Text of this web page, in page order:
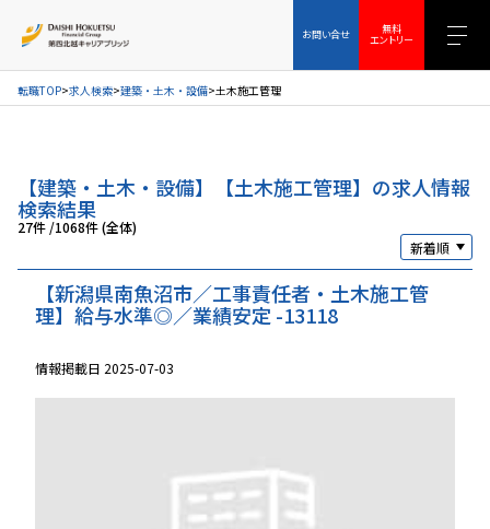
お問い合せ 無料
エントリー
お問い合せ 無料エントリー
転職TOP 求人検索 建築・土木・設備 土木施工管理
【建築・土木・設備】【土木施工管理】の求人情報
検索結果
27件 /1068件 (全体)
【新潟県南魚沼市／工事責任者・土木施工管
理】給与水準◎／業績安定 -13118
情報掲載日 2025-07-03